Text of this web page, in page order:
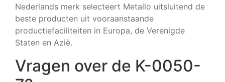
Nederlands merk selecteert Metallo uitsluitend de
beste producten uit vooraanstaande
productiefaciliteiten in Europa, de Verenigde
Staten en Azië.
Vragen over de K-0050-